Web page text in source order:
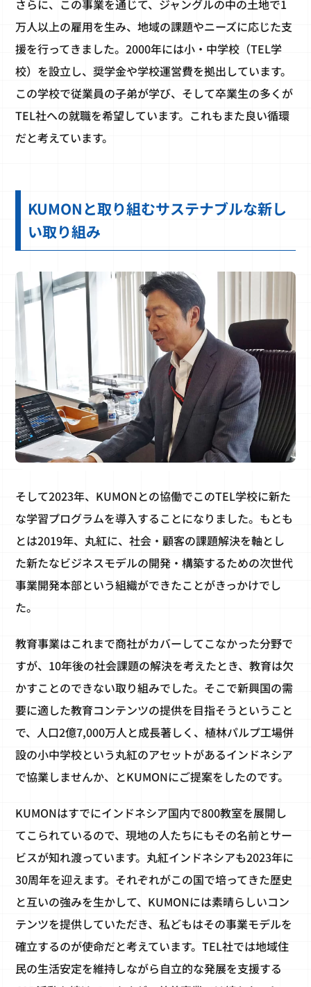
さらに、この事業を通じて、ジャングルの中の土地で1
万人以上の雇用を生み、地域の課題やニーズに応じた支
援を行ってきました。2000年には小・中学校（TEL学
校）を設立し、奨学金や学校運営費を拠出しています。
この学校で従業員の子弟が学び、そして卒業生の多くが
TEL社への就職を希望しています。これもまた良い循環
だと考えています。
KUMONと取り組むサステナブルな新し
い取り組み
そして2023年、KUMONとの協働でこのTEL学校に新た
な学習プログラムを導入することになりました。もとも
とは2019年、丸紅に、社会・顧客の課題解決を軸とし
た新たなビジネスモデルの開発・構築するための次世代
事業開発本部という組織ができたことがきっかけでし
た。
教育事業はこれまで商社がカバーしてこなかった分野で
すが、10年後の社会課題の解決を考えたとき、教育は欠
かすことのできない取り組みでした。そこで新興国の需
要に適した教育コンテンツの提供を目指そうということ
で、人口2億7,000万人と成長著しく、植林パルプ工場併
設の小中学校という丸紅のアセットがあるインドネシア
で協業しませんか、とKUMONにご提案をしたのです。
KUMONはすでにインドネシア国内で800教室を展開し
てこられているので、現地の人たちにもその名前とサー
ビスが知れ渡っています。丸紅インドネシアも2023年に
30周年を迎えます。それぞれがこの国で培ってきた歴史
と互いの強みを生かして、KUMONには素晴らしいコン
テンツを提供していただき、私どもはその事業モデルを
確立するのが使命だと考えています。TEL社では地域住
民の生活安定を維持しながら自立的な発展を支援する